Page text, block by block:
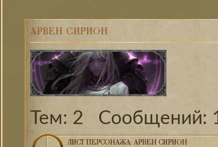
АРВЕН СИРИОН
2
ЛИСТ ПЕРСОНАЖА: АРВЕН СИРИОН